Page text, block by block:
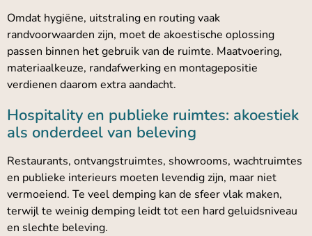
Omdat hygiëne, uitstraling en routing vaak
randvoorwaarden zijn, moet de akoestische oplossing
passen binnen het gebruik van de ruimte. Maatvoering,
materiaalkeuze, randafwerking en montagepositie
verdienen daarom extra aandacht.
Hospitality en publieke ruimtes: akoestiek
als onderdeel van beleving
Restaurants, ontvangstruimtes, showrooms, wachtruimtes
en publieke interieurs moeten levendig zijn, maar niet
vermoeiend. Te veel demping kan de sfeer vlak maken,
terwijl te weinig demping leidt tot een hard geluidsniveau
en slechte beleving.